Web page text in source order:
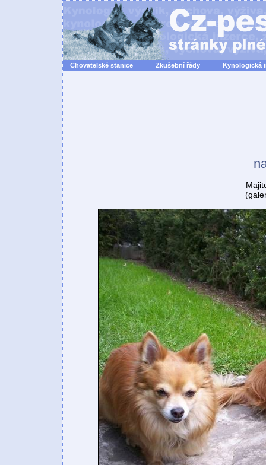
Chovatelské stanice Zkušební řády Kynologická